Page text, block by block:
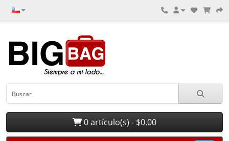
0 artículo(s) - $0.00